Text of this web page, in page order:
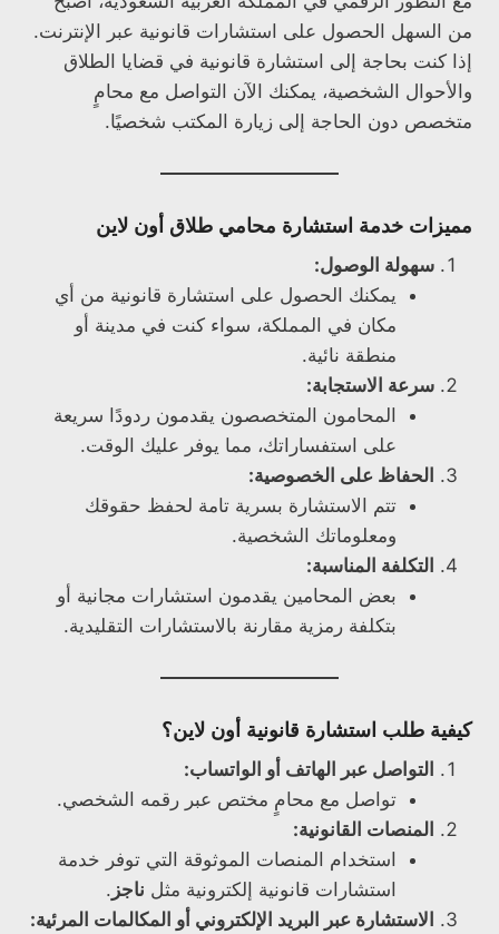
من السهل الحصول على استشارات قانونية عبر الإنترنت.
إذا كنت بحاجة إلى استشارة قانونية في قضايا الطلاق
والأحوال الشخصية، يمكنك الآن التواصل مع محامٍ
متخصص دون الحاجة إلى زيارة المكتب شخصيًا.
مميزات خدمة استشارة محامي طلاق أون لاين
سهولة الوصول:
يمكنك الحصول على استشارة قانونية من أي
مكان في المملكة، سواء كنت في مدينة أو
منطقة نائية.
سرعة الاستجابة:
المحامون المتخصصون يقدمون ردودًا سريعة
على استفساراتك، مما يوفر عليك الوقت.
الحفاظ على الخصوصية:
تتم الاستشارة بسرية تامة لحفظ حقوقك
ومعلوماتك الشخصية.
التكلفة المناسبة:
بعض المحامين يقدمون استشارات مجانية أو
بتكلفة رمزية مقارنة بالاستشارات التقليدية.
كيفية طلب استشارة قانونية أون لاين؟
التواصل عبر الهاتف أو الواتساب:
تواصل مع محامٍ مختص عبر رقمه الشخصي.
المنصات القانونية:
استخدام المنصات الموثوقة التي توفر خدمة
استشارات قانونية إلكترونية مثل ناجز .
الاستشارة عبر البريد الإلكتروني أو المكالمات المرئية: